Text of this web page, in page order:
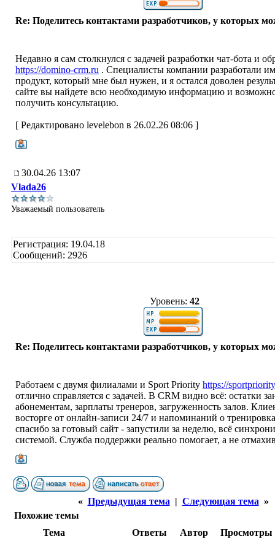
Re: Поделитесь контактами разработчиков, у которых
Недавно я сам столкнулся с задачей разработки чат-бота и
https://domino-crm.ru . Специалисты компании разработали
продукт, который мне был нужен, и я остался доволен
сайте вы найдете всю необходимую информацию и
получить консультацию.
[ Редактировано levelebon в 26.02.26 08:06 ]
30.04.26 13:07
Vlada26
Уважаемый пользователь
Регистрация: 19.04.18
Сообщений: 2926
Уровень: 42
Re: Поделитесь контактами разработчиков, у которых
Работаем с двумя филиалами и Sport Priority https://
отлично справляется с задачей. В CRM видно всё: остатки
абонементам, зарплаты тренеров, загруженность залов.
восторге от онлайн-записи 24/7 и напоминаний о
спасибо за готовый сайт - запустили за неделю, всё
системой. Служба поддержки реально помогает, а не
« Предыдущая тема | Следующая тема »
Похожие темы
Тема
Ответы Автор
Просмотры